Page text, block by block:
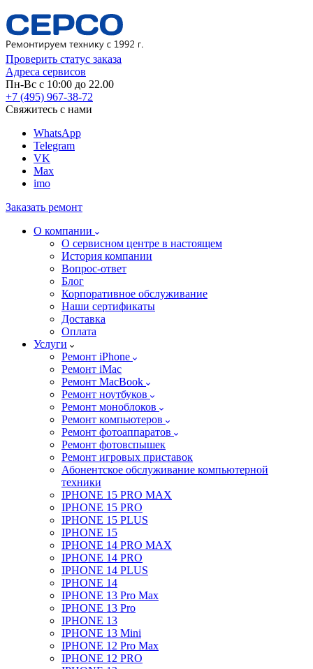
Проверить статус заказа
Адреса сервисов
Пн-Вс с 10:00 до 22.00
+7 (495) 967-38-72
Свяжитесь с нами
WhatsApp
Telegram
VK
Max
imo
Заказать ремонт
О компании
О сервисном центре в настоящем
История компании
Вопрос-ответ
Блог
Корпоративное обслуживание
Наши сертификаты
Доставка
Оплата
Услуги
Ремонт iPhone
Ремонт iMac
Ремонт MacBook
Ремонт ноутбуков
Ремонт моноблоков
Ремонт компьютеров
Ремонт фотоаппаратов
Ремонт фотовспышек
Ремонт игровых приставок
Абонентское обслуживание компьютерной
техники
IPHONE 15 PRO MAX
IPHONE 15 PRO
IPHONE 15 PLUS
IPHONE 15
IPHONE 14 PRO MAX
IPHONE 14 PRO
IPHONE 14 PLUS
IPHONE 14
IPHONE 13 Pro Max
IPHONE 13 Pro
IPHONE 13
IPHONE 13 Mini
IPHONE 12 Pro Max
IPHONE 12 PRO